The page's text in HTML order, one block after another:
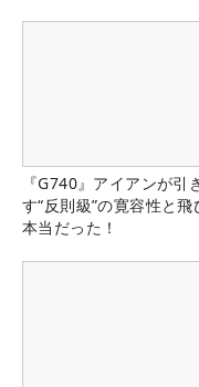
『G740』アイアンが引
す“反則級”の寛容性と飛
本当だった！